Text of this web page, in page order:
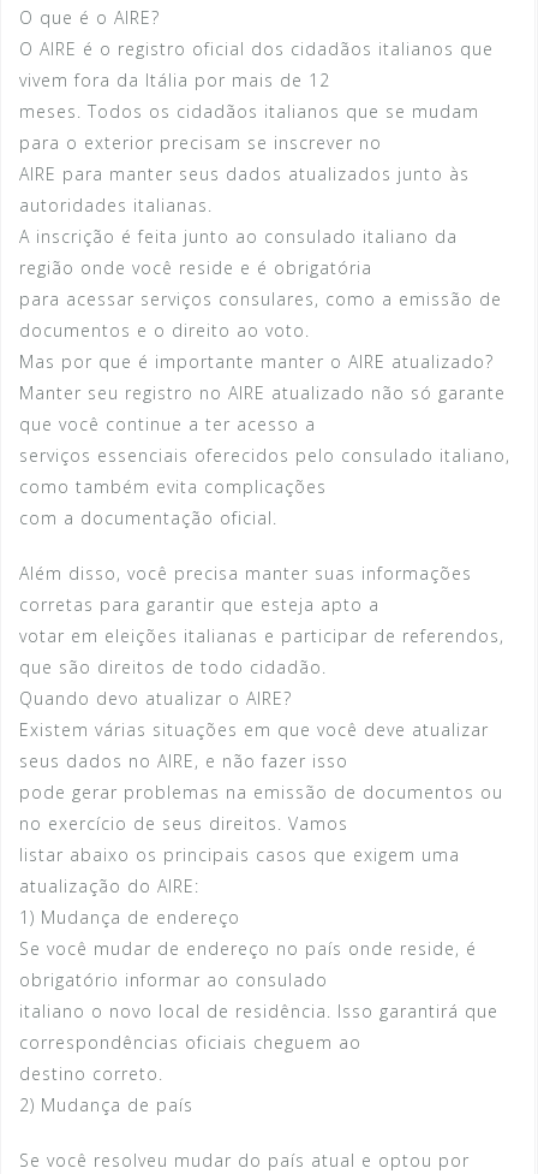
O que é o AIRE?
O AIRE é o registro oficial dos cidadãos italianos que
vivem fora da Itália por mais de 12
meses. Todos os cidadãos italianos que se mudam
para o exterior precisam se inscrever no
AIRE para manter seus dados atualizados junto às
autoridades italianas.
A inscrição é feita junto ao consulado italiano da
região onde você reside e é obrigatória
para acessar serviços consulares, como a emissão de
documentos e o direito ao voto.
Mas por que é importante manter o AIRE atualizado?
Manter seu registro no AIRE atualizado não só garante
que você continue a ter acesso a
serviços essenciais oferecidos pelo consulado italiano,
como também evita complicações
com a documentação oficial.
Além disso, você precisa manter suas informações
corretas para garantir que esteja apto a
votar em eleições italianas e participar de referendos,
que são direitos de todo cidadão.
Quando devo atualizar o AIRE?
Existem várias situações em que você deve atualizar
seus dados no AIRE, e não fazer isso
pode gerar problemas na emissão de documentos ou
no exercício de seus direitos. Vamos
listar abaixo os principais casos que exigem uma
atualização do AIRE:
1) Mudança de endereço
Se você mudar de endereço no país onde reside, é
obrigatório informar ao consulado
italiano o novo local de residência. Isso garantirá que
correspondências oficiais cheguem ao
destino correto.
2) Mudança de país
Se você resolveu mudar do país atual e optou por